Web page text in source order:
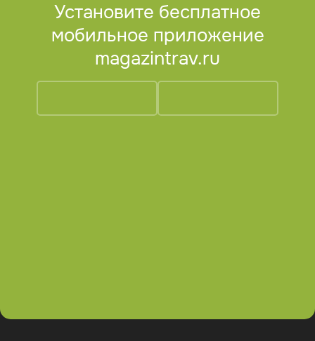
Установите бесплатное
мобильное приложение
magazintrav.ru